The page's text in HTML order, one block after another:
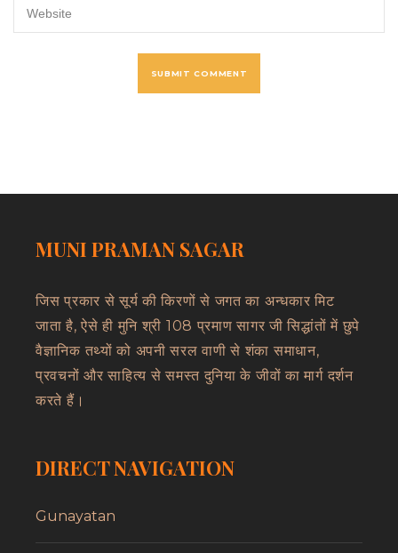
MUNI PRAMAN SAGAR
जिस प्रकार से सूर्य की किरणों से जगत का अन्धकार मिट
जाता है, ऐसे ही मुनि श्री 108 प्रमाण सागर जी सिद्धांतों में छुपे
वैज्ञानिक तथ्यों को अपनी सरल वाणी से शंका समाधान,
प्रवचनों और साहित्य से समस्त दुनिया के जीवों का मार्ग दर्शन
करते हैं।
DIRECT NAVIGATION
Gunayatan